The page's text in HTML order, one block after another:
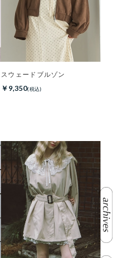
スウェードブルゾン
￥9,350